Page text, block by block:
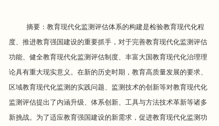
摘要：教育现代化监测评估体系的构建是检验教育现代化程
度、推进教育强国建设的重要抓手，对于完善教育现代化监测评估
功能、健全教育现代化监测评估制度、丰富大国教育现代化治理理
论具有重大现实意义。在新的历史时期，教育高质量发展的要求、
区域教育现代化监测的实践问题、监测技术的创新等对教育现代化
监测评估提出了内涵升级、体系创新、工具与方法技术革新等诸多
新挑战。为了适应教育强国建设的新需求，促进教育现代化监测功